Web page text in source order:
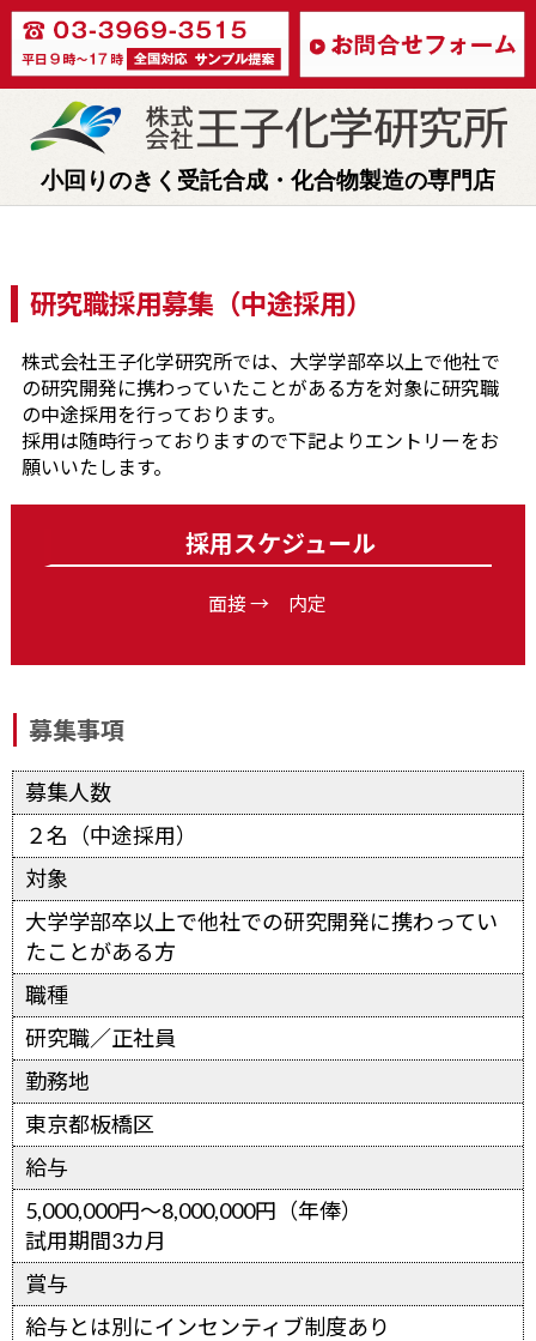
小回りのきく受託合成・化合物製造の専門店
研究職採用募集（中途採用）
株式会社王子化学研究所では、大学学部卒以上で他社で
の研究開発に携わっていたことがある方を対象に研究職
の中途採用を行っております。
採用は随時行っておりますので下記よりエントリーをお
願いいたします。
採用スケジュール
面接 → 内定
募集事項
募集人数
２名（中途採用）
対象
大学学部卒以上で他社での研究開発に携わってい
たことがある方
職種
研究職／正社員
勤務地
東京都板橋区
給与
5,000,000円～8,000,000円（年俸）
試用期間3カ月
賞与
給与とは別にインセンティブ制度あり